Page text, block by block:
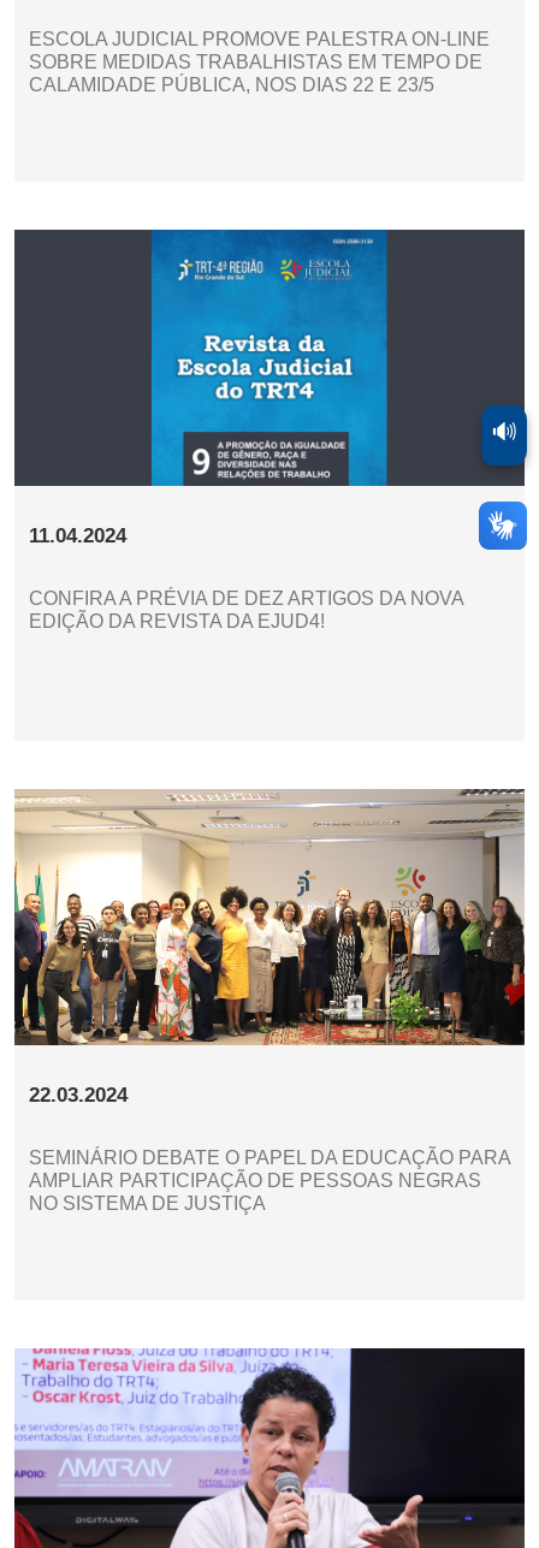
ESCOLA JUDICIAL PROMOVE PALESTRA ON-LINE
SOBRE MEDIDAS TRABALHISTAS EM TEMPO DE
CALAMIDADE PÚBLICA, NOS DIAS 22 E 23/5
11.04.2024
CONFIRA A PRÉVIA DE DEZ ARTIGOS DA NOVA
EDIÇÃO DA REVISTA DA EJUD4!
22.03.2024
SEMINÁRIO DEBATE O PAPEL DA EDUCAÇÃO PARA
AMPLIAR PARTICIPAÇÃO DE PESSOAS NEGRAS
NO SISTEMA DE JUSTIÇA
🔊